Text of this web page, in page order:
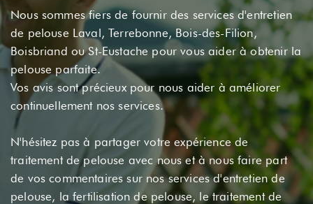
Nous sommes fiers de fournir des services d'entretien
de pelouse Laval, Terrebonne, Bois-des-Filion,
Boisbriand ou St-Eustache pour vous aider à obtenir la
pelouse parfaite.
Vos avis sont précieux pour nous aider à améliorer
continuellement nos services.
N'hésitez pas à partager votre expérience de
traitement de pelouse avec nous et à nous faire part
de vos commentaires sur nos services d'entretien de
pelouse, la fertilisation de pelouse, le traitement de